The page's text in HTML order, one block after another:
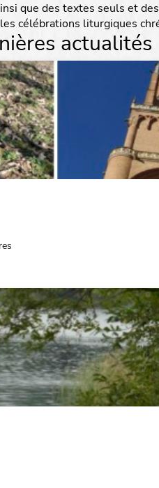
que des textes seuls et
célébrations liturgiques
actualités